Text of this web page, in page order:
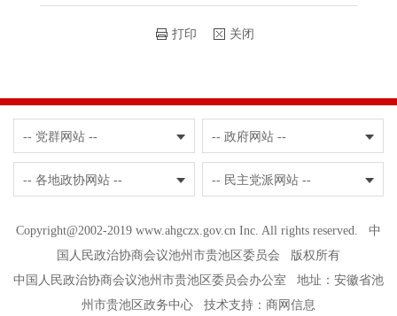
打印 关闭
-- 党群网站 -- -- 政府网站 --
-- 各地政协网站 -- -- 民主党派网站 --
Copyright@2002-2019 www.ahgczx.gov.cn Inc. All rights reserved. 中
国人民政治协商会议池州市贵池区委员会 版权所有
中国人民政治协商会议池州市贵池区委员会办公室 地址：安徽省池
州市贵池区政务中心 技术支持： 商网信息